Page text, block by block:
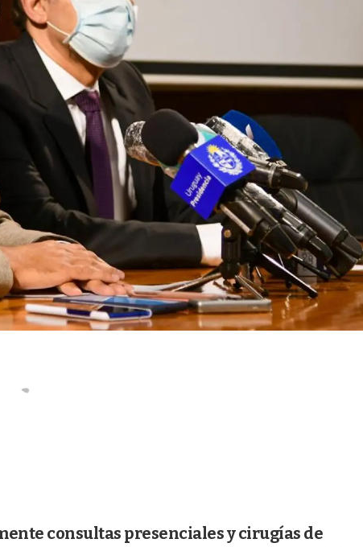
consultas presenciales y cirugías de